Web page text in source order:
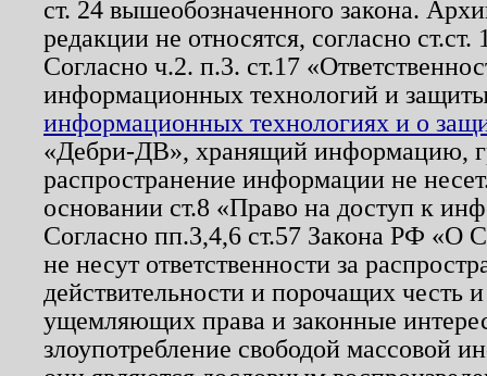
ст. 24 вышеобозначенного закона.
редакции не относятся, согласно
Согласно ч.2. п.3. ст.17
информационных технологий и
информационных технологиях и о
«Дебри-ДВ», хранящий информацию,
распространение информации не
основании ст.8 «Право на доступ к
Согласно пп.3,4,6 ст.57 Закона РФ «О
не несут ответственности за
действительности и порочащих честь
ущемляющих права и законные
злоупотребление свободой массовой